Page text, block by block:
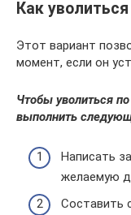
Как
Этот вариант
момент, если он
Чтобы уволиться
выполнить
Написать
желаемую
Составить